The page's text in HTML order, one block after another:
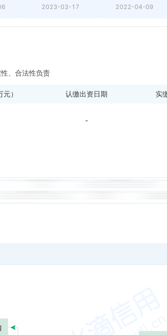
2023-03-17 2022-04-09
、合法性负责
） 认缴出资日期 实
-